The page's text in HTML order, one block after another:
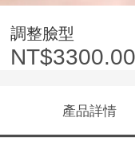
調整臉型
NT$3300.00
產品詳情